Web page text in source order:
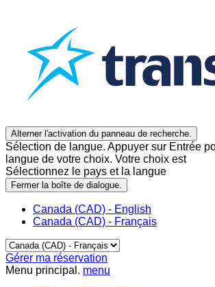
Alterner l'activation du panneau de recherche.
Sélection de langue. Appuyer sur Entrée
langue de votre choix. Votre choix est
Sélectionnez le pays et la langue
Fermer la boîte de dialogue.
Canada (CAD) - English
Canada (CAD) - Français
Gérer ma réservation
Menu principal. menu